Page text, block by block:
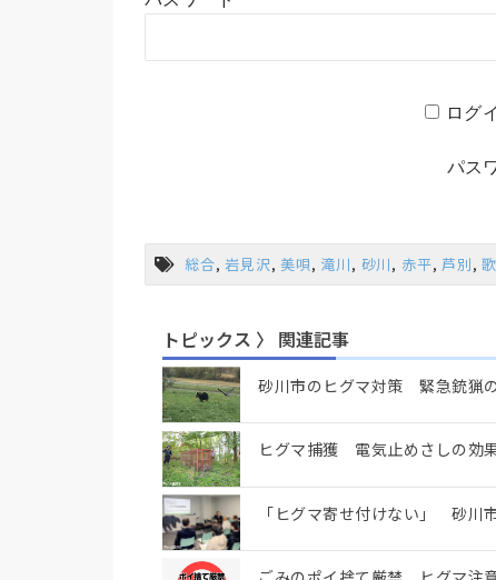
ログ
パス
総合, 岩見沢,美唄, 滝川, 砂川, 赤平, 芦別,
トピックス 〉 関連記事
砂川市のヒグマ対策 緊急銃猟
ヒグマ捕獲 電気止めさしの効
「ヒグマ寄せ付けない」 砂川